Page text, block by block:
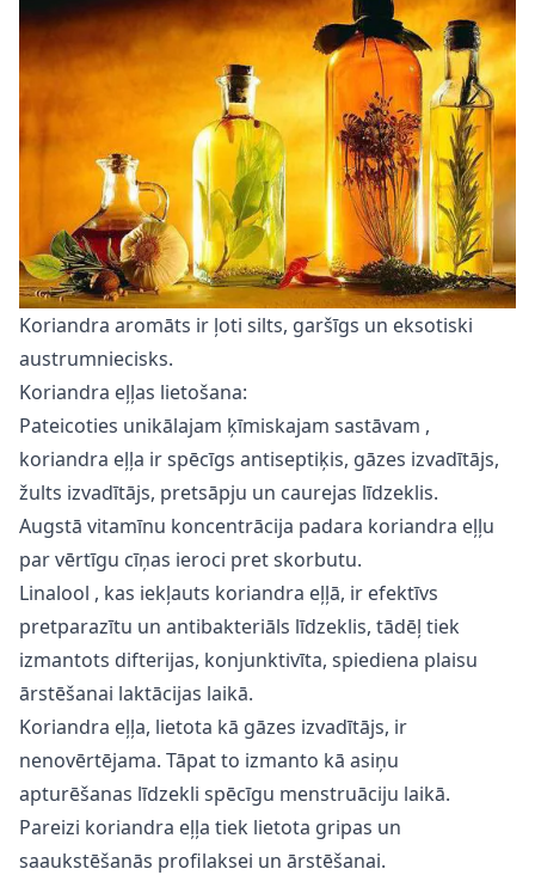
Koriandra aromāts ir ļoti silts, garšīgs un eksotiski
austrumniecisks.
Koriandra eļļas lietošana:
Pateicoties unikālajam ķīmiskajam sastāvam ,
koriandra eļļa ir spēcīgs antiseptiķis, gāzes izvadītājs,
žults izvadītājs, pretsāpju un caurejas līdzeklis.
Augstā vitamīnu koncentrācija padara koriandra eļļu
par vērtīgu cīņas ieroci pret skorbutu.
Linalool , kas iekļauts koriandra eļļā, ir efektīvs
pretparazītu un antibakteriāls līdzeklis, tādēļ tiek
izmantots difterijas, konjunktivīta, spiediena plaisu
ārstēšanai laktācijas laikā.
Koriandra eļļa, lietota kā gāzes izvadītājs, ir
nenovērtējama. Tāpat to izmanto kā asiņu
apturēšanas līdzekli spēcīgu menstruāciju laikā.
Pareizi koriandra eļļa tiek lietota gripas un
saaukstēšanās profilaksei un ārstēšanai.